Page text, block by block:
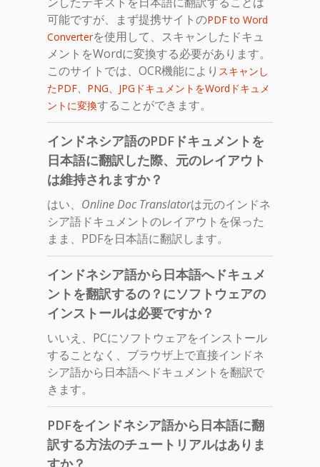
可能ですが、まず提携サイトのPDF to Word
Converterを使用して、スキャンしたドキュ
メントをWordに変換する必要があります。
このサイトでは、OCR機能により スキャンし
たPDF、PNG、JPGドキュメントをWordドキュメ
ントに変換することができます。
インドネシア語のPDFドキュメントを
日本語に翻訳した際、元のレイアウト
は維持されますか？
はい、 Online Doc Translatorは元のインドネ
シア語ドキュメントのレイアウトを保った
まま、PDFを日本語に翻訳します。
インドネシア語から日本語へドキュメ
ントを翻訳するの？にソフトウェアの
インストールは必要ですか？
いいえ、PCにソフトウェアをインストール
することなく、ブラウザ上で直接インドネ
シア語から日本語へドキュメントを翻訳で
きます。
PDFをインドネシア語から日本語に翻
訳する方法のチュートリアルはありま
すか？